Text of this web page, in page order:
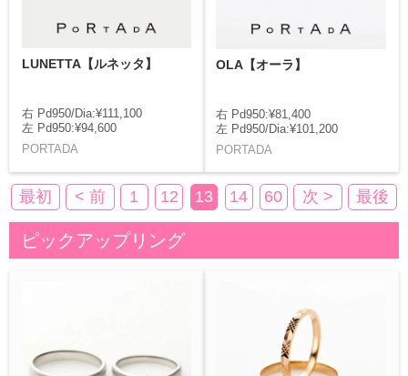
LUNETTA【ルネッタ】
右 Pd950/Dia:¥111,100
左 Pd950:¥94,600
PORTADA
OLA【オーラ】
右 Pd950:¥81,400
左 Pd950/Dia:¥101,200
PORTADA
最初 < 前 1 12 13 14 60 次 > 最後
ピックアップリング